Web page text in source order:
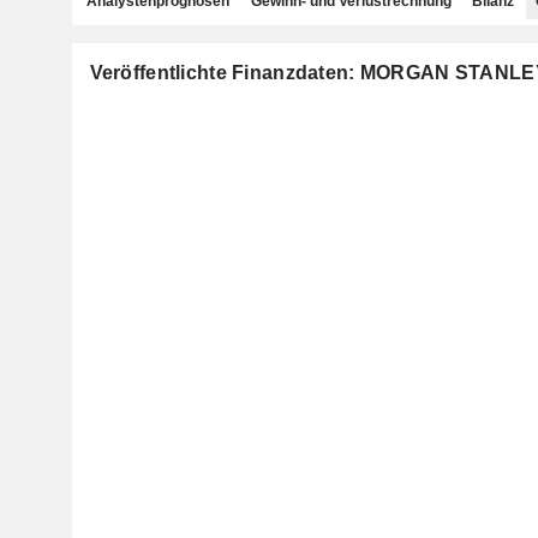
Veröffentlichte Finanzdaten: MORGAN